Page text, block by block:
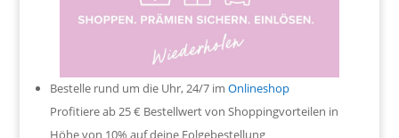
Bestelle rund um die Uhr, 24/7 im Onlineshop
Profitiere ab 25 € Bestellwert von Shoppingvorteilen in
Höhe von 10% auf deine Folgebestellung